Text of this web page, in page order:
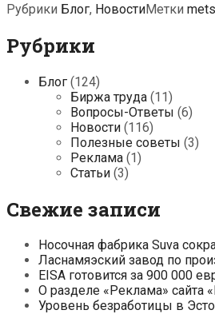
Рубрики Блог, НовостиМетки
Рубрики
Блог (124)
Биржа труда (11)
Вопросы-Ответы (6)
Новости (116)
Полезные советы (3)
Реклама (1)
Статьи (3)
Свежие записи
Носочная фабрика Suva
Ласнамяэский завод по
EISA готовится за 900 000
О разделе «Реклама» сайта
Уровень безработицы в